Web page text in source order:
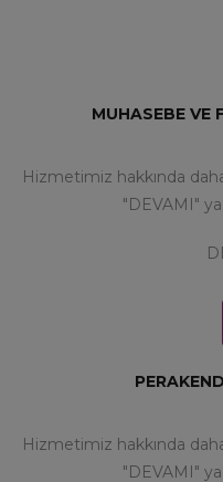
MUHASEBE VE
Hizmetimiz hakkında
"DEVAMI"
Hizmetimiz hakkında
"DEVAMI"